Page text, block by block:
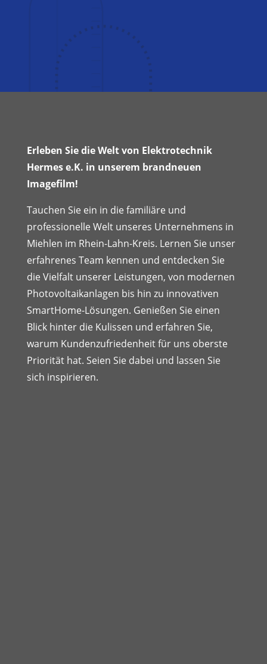
Erleben Sie die Welt von Elektrotechnik
Hermes e.K. in unserem brandneuen
Imagefilm!
Tauchen Sie ein in die familiäre und
professionelle Welt unseres Unternehmens in
Miehlen im Rhein-Lahn-Kreis. Lernen Sie unser
erfahrenes Team kennen und entdecken Sie
die Vielfalt unserer Leistungen, von modernen
Photovoltaikanlagen bis hin zu innovativen
SmartHome-Lösungen. Genießen Sie einen
Blick hinter die Kulissen und erfahren Sie,
warum Kundenzufriedenheit für uns oberste
Priorität hat. Seien Sie dabei und lassen Sie
sich inspirieren.